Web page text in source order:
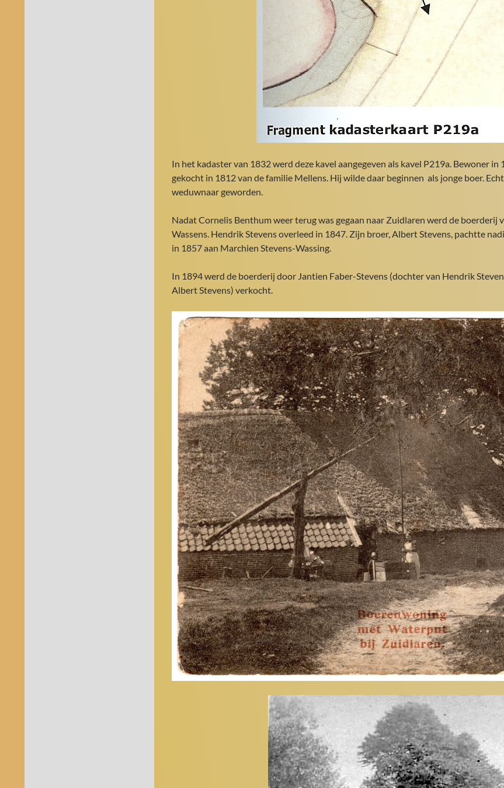
In het kadaster van 1832 werd deze kavel aangegeven als kavel P219a. Bewoner
gekocht in 1812 van de familie Mellens. Hij wilde daar beginnen als jonge boer.
weduwnaar geworden.
Nadat Cornelis Benthum weer terug was gegaan naar Zuidlaren werd de
Wassens. Hendrik Stevens overleed in 1847. Zijn broer, Albert Stevens, pachtte
in 1857 aan Marchien Stevens-Wassing.
In 1894 werd de boerderij door Jantien Faber-Stevens (dochter van Hendrik
Albert Stevens) verkocht.